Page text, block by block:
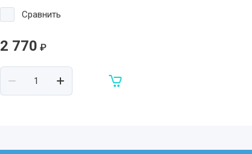
Сравнить
2 770 ₽